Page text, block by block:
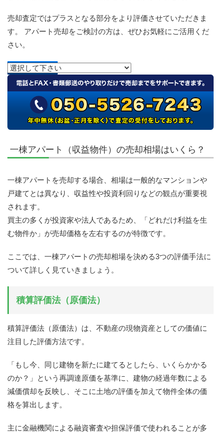
売却査定ではプラスとなる部分をより評価させていただきま
す。 アパート売却をご検討の方は、ぜひお気軽にご活用くだ
さい。
一棟アパート（収益物件）の売却相場はいくら？
一棟アパートを売却する場合、相場は一般的なマンションや
戸建てとは異なり、収益性や投資利回りなどの観点が重要視
されます。
買主の多くが投資家や法人であるため、「どれだけ利益を生
む物件か」が売却価格を左右するのが特徴です。
ここでは、一棟アパートの売却相場を決める3つの評価手法に
ついて詳しく見ていきましょう。
積算評価法（原価法）
積算評価法（原価法）は、不動産の現物資産としての価値に
注目した評価方法です。
「もし今、同じ建物を新たに建てるとしたら、いくらかかる
のか？」という再調達原価を基準に、建物の経過年数による
減価償却を反映し、そこに土地の評価を加えて物件全体の価
格を算出します。
主に金融機関による融資審査や担保評価で使われることが多